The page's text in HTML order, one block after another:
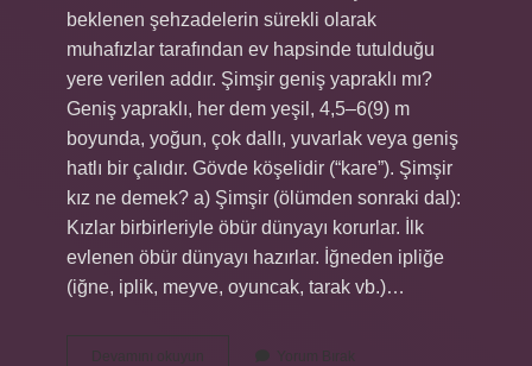
beklenen şehzadelerin sürekli olarak
muhafızlar tarafından ev hapsinde tutulduğu
yere verilen addır. Şimşir geniş yapraklı mı?
Geniş yapraklı, her dem yeşil, 4,5–6(9) m
boyunda, yoğun, çok dallı, yuvarlak veya geniş
hatlı bir çalıdır. Gövde köşelidir (“kare”). Şimşir
kız ne demek? a) Şimşir (ölümden sonraki dal):
Kızlar birbirleriyle öbür dünyayı korurlar. İlk
evlenen öbür dünyayı hazırlar. İğneden ipliğe
(iğne, iplik, meyve, oyuncak, tarak vb.)…
Devamını okuyun Yorum Bırak